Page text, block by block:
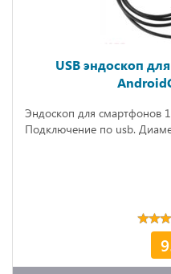
USB эндоскоп
Эндоскоп для смартфонов
Подключение по usb.